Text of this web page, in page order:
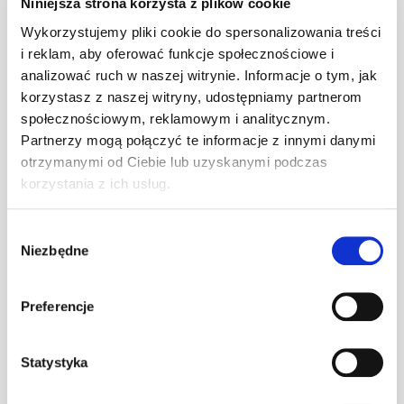
Niniejsza strona korzysta z plików cookie
Wykorzystujemy pliki cookie do spersonalizowania treści
i reklam, aby oferować funkcje społecznościowe i
analizować ruch w naszej witrynie. Informacje o tym, jak
korzystasz z naszej witryny, udostępniamy partnerom
społecznościowym, reklamowym i analitycznym.
Partnerzy mogą połączyć te informacje z innymi danymi
otrzymanymi od Ciebie lub uzyskanymi podczas
korzystania z ich usług.
zgody
Niezbędne
Preferencje
Statystyka
stosowana na dachach z pełnym deskowaniem. mdm®
Venti a Magnum 310 dostępna na zapytanie.
Możliwość stosowania na dachach z
pełnym deskowaniem
TAK
miesięcy